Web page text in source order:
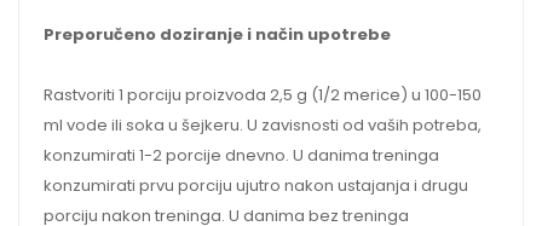
Preporučeno doziranje i način upotrebe
Rastvoriti 1 porciju proizvoda 2,5 g (1/2 merice) u 100-150
ml vode ili soka u šejkeru. U zavisnosti od vaših potreba,
konzumirati 1-2 porcije dnevno. U danima treninga
konzumirati prvu porciju ujutro nakon ustajanja i drugu
porciju nakon treninga. U danima bez treninga